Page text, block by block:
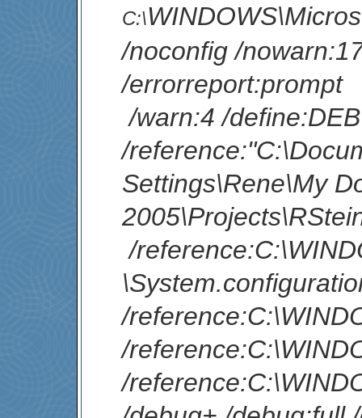
C:\
/noconfig /
/errorreport:prompt
/warn:4 /
/
Settings\Rene\My
/
/
/
/